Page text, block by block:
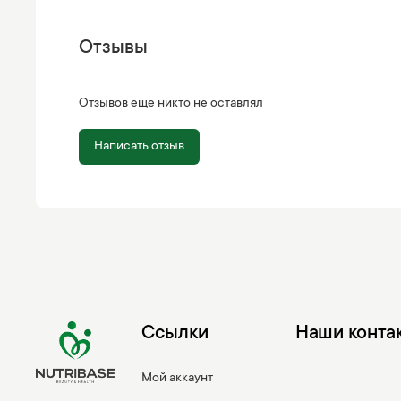
Отзывы
Отзывов еще никто не оставлял
Написать отзыв
Ссылки
Мой аккаунт
Наши